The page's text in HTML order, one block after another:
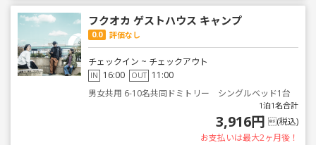
フクオカ ゲストハウス キャンプ
0.0 評価なし
チェックイン ~ チェックアウト
IN 16:00 OUT 11:00
男女共用 6-10名共同ドミトリー シングルベッド1台
1泊1名合計
3,916円 (税込)
お支払いは最大2ヶ月後！